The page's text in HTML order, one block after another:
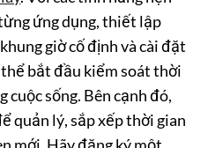
ứng dụng, thiết lập
giờ cố định và cài đặt
bắt đầu kiểm soát thời
cuộc sống. Bên cạnh đó,
quản lý, sắp xếp thời gian